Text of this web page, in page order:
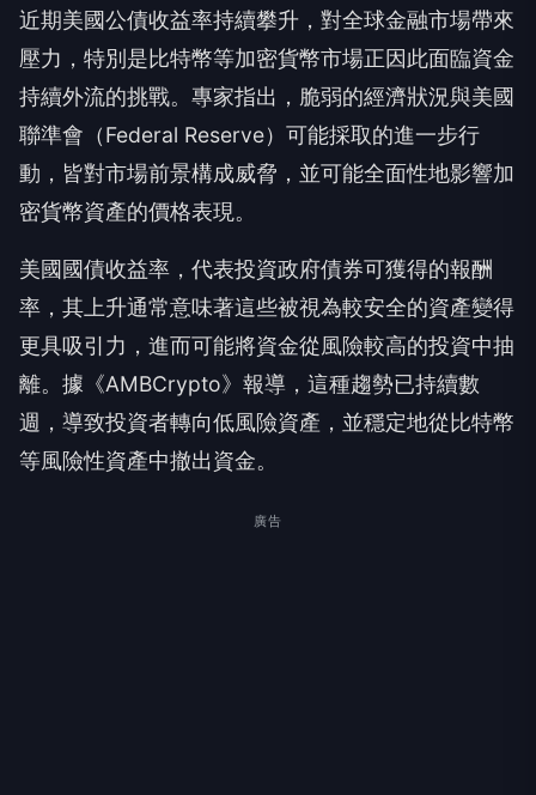
近期美國公債收益率持續攀升，對全球金融市場帶來
壓力，特別是比特幣等加密貨幣市場正因此面臨資金
持續外流的挑戰。專家指出，脆弱的經濟狀況與美國
聯準會（Federal Reserve）可能採取的進一步行
動，皆對市場前景構成威脅，並可能全面性地影響加
密貨幣資產的價格表現。
美國國債收益率，代表投資政府債券可獲得的報酬
率，其上升通常意味著這些被視為較安全的資產變得
更具吸引力，進而可能將資金從風險較高的投資中抽
離。據《AMBCrypto》報導，這種趨勢已持續數
週，導致投資者轉向低風險資產，並穩定地從比特幣
等風險性資產中撤出資金。
廣告